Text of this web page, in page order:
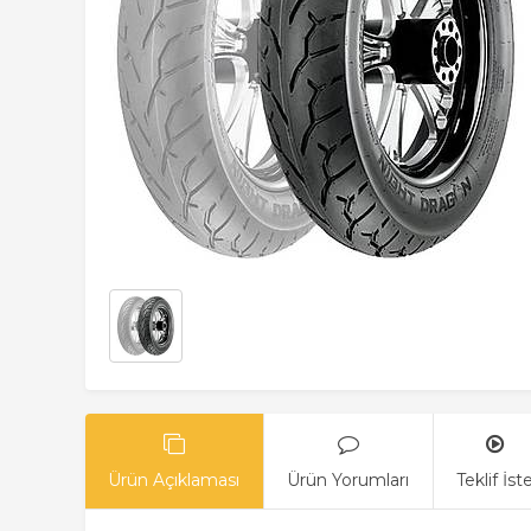
Ürün Açıklaması Ürün Yorumları Teklif